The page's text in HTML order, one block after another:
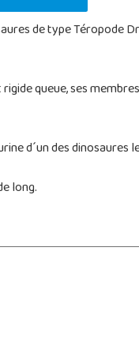
de type Téropode
queue, ses
d´un des
long.